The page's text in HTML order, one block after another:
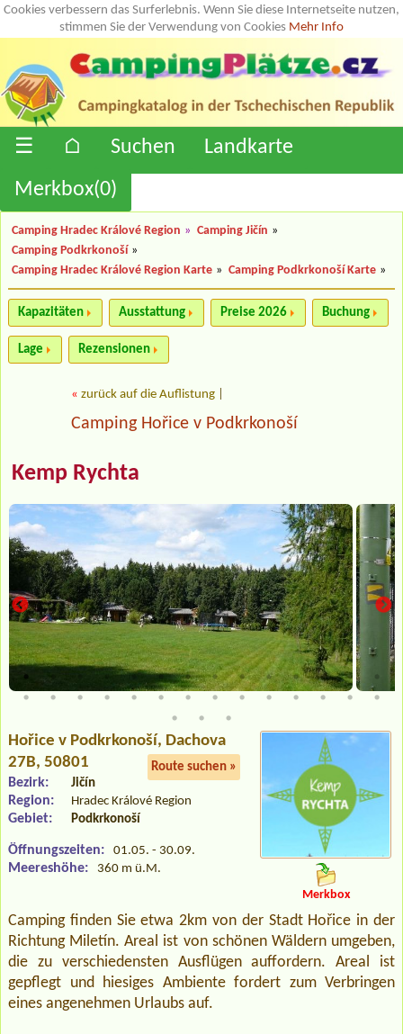
Cookies verbessern das Surferlebnis. Wenn Sie diese Internetseite nutzen,
stimmen Sie der Verwendung von Cookies Mehr Info
☰ ⌂ Suchen
Landkarte
Merkbox(0)
Camping Hradec Králové Region » Camping Jičín »
Camping Podkrkonoší »
Camping Hradec Králové Region Karte » Camping Podkrkonoší Karte »
Kapazitäten Ausstattung Preise 2026 Buchung
Lage Rezensionen
« zurück auf die Auflistung
Camping Hořice v Podkrkonoší
Kemp Rychta
Hořice v Podkrkonoší, Dachova
27B, 50801
Route suchen »
Bezirk: Jičín
Region: Hradec Králové Region
Gebiet: Podkrkonoší
Öffnungszeiten: 01.05. - 30.09.
Meereshöhe:
360 m ü.M.
Merkbox
Camping finden Sie etwa 2km von der Stadt Hořice in der
Richtung Miletín. Areal ist von schönen Wäldern umgeben,
die zu verschiedensten Ausflügen auffordern. Areal ist
gepflegt und hiesiges Ambiente fordert zum Verbringen
eines angenehmen Urlaubs auf.